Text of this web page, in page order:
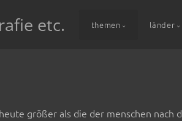
etc. themen länder
größer als die der menschen nach